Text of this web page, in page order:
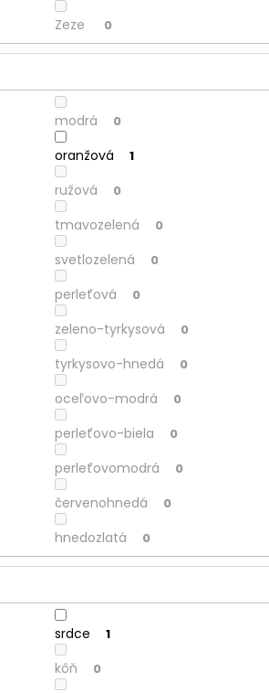
Zeze 0
modrá 0
oranžová 1
ružová 0
tmavozelená 0
svetlozelená 0
perleťová 0
zeleno-tyrkysová 0
tyrkysovo-hnedá 0
oceľovo-modrá 0
perleťovo-biela 0
perleťovomodrá 0
červenohnedá 0
hnedozlatá 0
srdce 1
kôň 0